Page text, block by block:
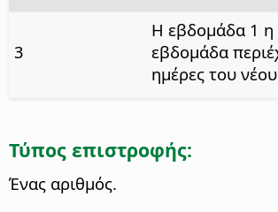
3
Η εβδομάδα 1
εβδομάδα
ημέρες του
Τύπος επιστροφής:
Ένας αριθμός.